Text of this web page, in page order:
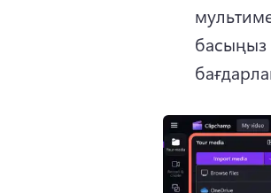
басыңыз